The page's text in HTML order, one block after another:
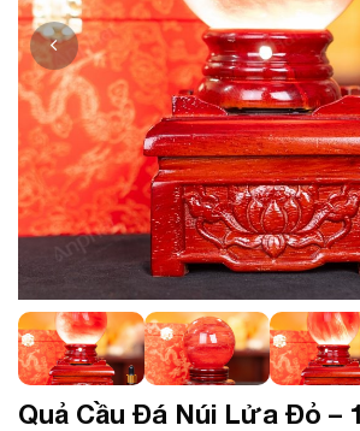
Quả Cầu Đá Núi Lửa Đỏ –